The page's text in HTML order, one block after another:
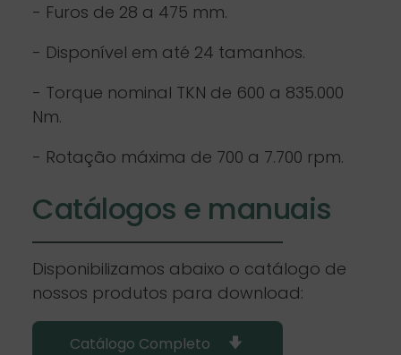
- Furos de 28 a 475 mm.
- Disponível em até 24 tamanhos.
- Torque nominal TKN de 600 a 835.000
Nm.
- Rotação máxima de 700 a 7.700 rpm.
Catálogos e manuais
Disponibilizamos abaixo o catálogo de
nossos produtos para download:
Catálogo Completo